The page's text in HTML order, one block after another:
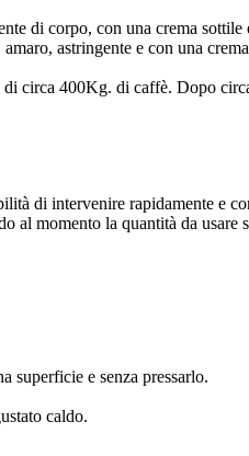
di corpo, con una crema sottile
astringente e con una
di circa 400Kg. di caffè. Dopo
di intervenire rapidamente e
al momento la quantità da usare
superficie e senza pressarlo.
caldo.